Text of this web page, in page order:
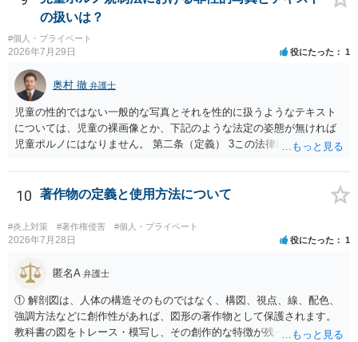
の扱いは？
#個人・プライベート
2026年7月29日 役にたった 1
奥村 徹 弁護士
児童の性的ではない一般的な写真とそれを性的に扱うようなテキスト
については、児童の裸画像とか、下記のような法定の姿態が無ければ
児童ポルノにはなりません。 第二条（定義） 3この法律において「児
人の知覚によっては認識することができない方式で作られる記録であ
って、電子計算機による情報処理の用に供されるものをいう。以下同
じ。）に係る記録媒体その他の物であって、次の各号のいずれかに掲
げる児童の姿態を視覚により認識することができる方法により描写し
たものをいう。 一 児童を相手方とする又は児童による性交又は性交
童が他人の性器等を触る行為に係る児童の姿態であって性欲を興奮さ
せ又は刺激するもの 三 衣服の全部又は一部を着けない児童の姿態で
あって、殊更に児童の性的な部位（性器等若しくはその周辺部、臀で
ん部又は胸部をいう。）が露出され又は強調されているものであり、
かつ、性欲を興奮させ又は刺激するもの
10 著作物の定義と使用方法について
#炎上対策 #著作権侵害 #個人・プライベート
2026年7月28日 役にたった 1
匿名A 弁護士
① 解剖図は、人体の構造そのものではなく、構図、視点、線、配色、
強調方法などに創作性があれば、図形の著作物として保護されます。
教科書の図をトレース・模写し、その創作的な特徴が残っていれば、